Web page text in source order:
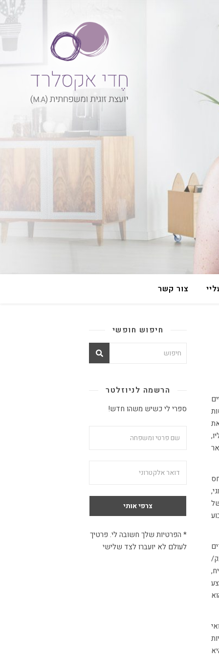
צור קשר
חיפוש חופשי
הרשמה לניוזלטר
ספרי לי כשיש משהו חדש!
* הפרטיות שלך חשובה לי. פרטיך
לעולם לא יועברו לצד שלישי